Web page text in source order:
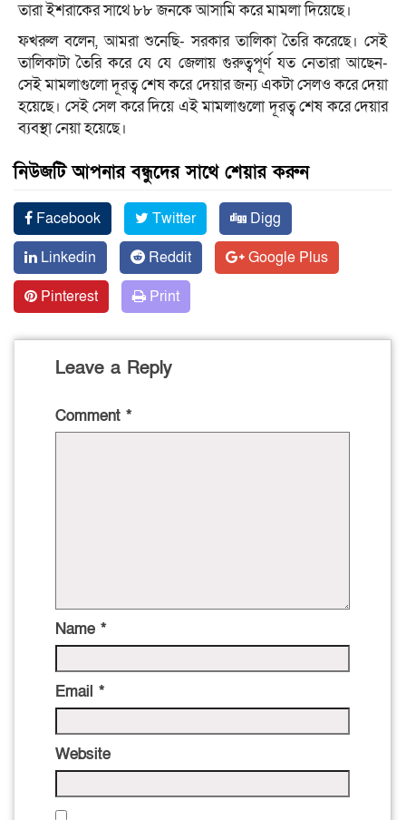
তারা ইশরাকের সাথে ৮৮ জনকে আসামি করে মামলা দিয়েছে।
ফখরুল বলেন, আমরা শুনেছি- সরকার তালিকা তৈরি করেছে। সেই
তালিকাটা তৈরি করে যে যে জেলায় গুরুত্বপূর্ণ যত নেতারা আছেন-
সেই মামলাগুলো দূরত্ব শেষ করে দেয়ার জন্য একটা সেলও করে দেয়া
হয়েছে। সেই সেল করে দিয়ে এই মামলাগুলো দূরত্ব শেষ করে দেয়ার
ব্যবস্থা নেয়া হয়েছে।
নিউজটি আপনার বন্ধুদের সাথে শেয়ার করুন
Facebook Twitter
Digg
Linkedin
Reddit
Google Plus
Pinterest
Print
Leave a Reply
Comment *
Name *
Email *
Website